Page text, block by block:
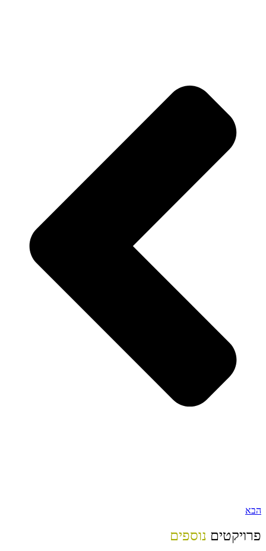
הבא
פרויקטים נוספים